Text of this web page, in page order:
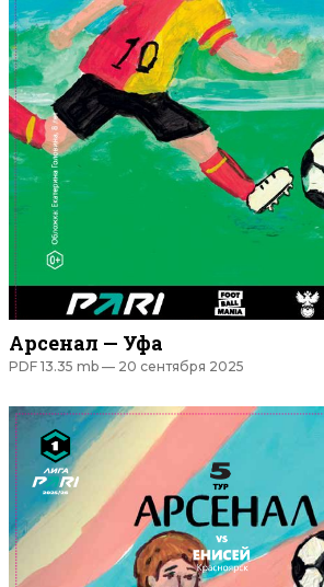
Арсенал — Уфа
PDF 13.35 mb — 20 сентября 2025